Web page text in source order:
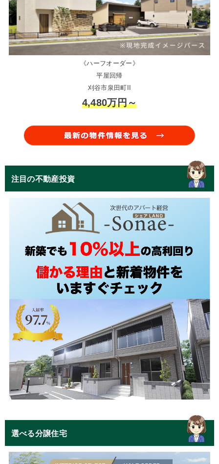
《ハーフオーダー》
平屋回帰
刈谷市泉田町II
4,480万円～
注目の不動産投資
選べる分譲住宅